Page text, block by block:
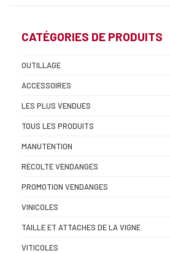
CATÉGORIES DE PRODUITS
OUTILLAGE
ACCESSOIRES
LES PLUS VENDUES
TOUS LES PRODUITS
MANUTENTION
RÉCOLTE VENDANGES
PROMOTION VENDANGES
VINICOLES
TAILLE ET ATTACHES DE LA VIGNE
VITICOLES